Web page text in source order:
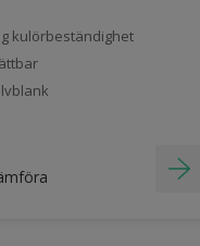
kulörbeständighet